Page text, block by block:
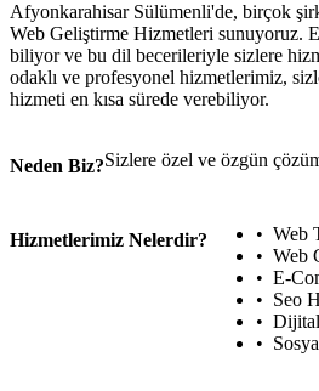
Afyonkarahisar Sülümenli'de, birçok
Web Geliştirme Hizmetleri sunuyoruz.
biliyor ve bu dil becerileriyle sizlere
odaklı ve profesyonel hizmetlerimiz,
hizmeti en kısa sürede verebiliyor.
Neden Biz?Sizlere özel ve özgün
Hizmetlerimiz Nelerdir?
Web
Web
E-
Seo